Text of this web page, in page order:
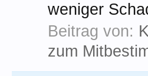
weniger
Beitrag von:
zum